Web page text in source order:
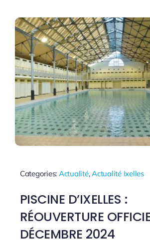
Categories: Actualité,Actualité Ixelles
PISCINE D’IXELLES :
RÉOUVERTURE
DÉCEMBRE 2024